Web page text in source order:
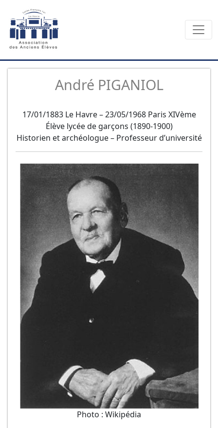
André PIGANIOL
17/01/1883 Le Havre – 23/05/1968 Paris XIVème
Élève lycée de garçons (1890-1900)
Historien et archéologue – Professeur d’université
Photo : Wikipédia